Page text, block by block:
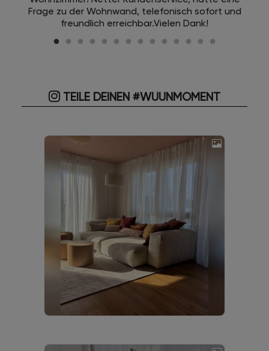
Frage zu der Wohnwand, telefonisch sofort und
freundlich erreichbar.Vielen Dank!
TEILE DEINEN #WUUNMOMENT